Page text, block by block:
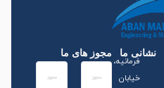
نشانی ما
فرمانیه،
خیابان
مجوز های ما